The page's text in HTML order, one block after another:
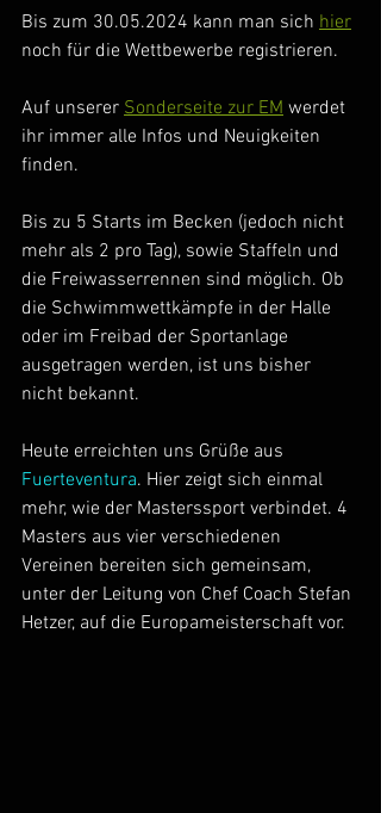
Bis zum 30.05.2024 kann man sich hier
noch für die Wettbewerbe registrieren.
Auf unserer Sonderseite zur EM werdet
ihr immer alle Infos und Neuigkeiten
finden.
Bis zu 5 Starts im Becken (jedoch nicht
mehr als 2 pro Tag), sowie Staffeln und
die Freiwasserrennen sind möglich. Ob
die Schwimmwettkämpfe in der Halle
oder im Freibad der Sportanlage
ausgetragen werden, ist uns bisher
nicht bekannt.
Heute erreichten uns Grüße aus
Fuerteventura. Hier zeigt sich einmal
mehr, wie der Masterssport verbindet. 4
Masters aus vier verschiedenen
Vereinen bereiten sich gemeinsam,
unter der Leitung von Chef Coach Stefan
Hetzer, auf die Europameisterschaft vor.